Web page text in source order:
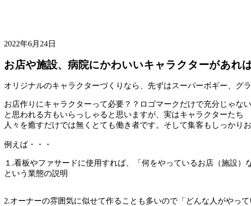
2022年6月24日
お店や施設、病院にかわいいキャラクターがあれ
オリジナルのキャラクターづくりなら、先ずはスーパーボギー、グ
お店作りにキャラクターって必要？？ロゴマークだけで充分じゃな
と思われる方もいらっしゃると思いますが、実はキャラクターたち
人々を癒すだけでは無くとても働き者です。そして集客もしっかり
例えば・・・
１.看板やファサードに使用すれば、「何をやっているお店（施設）
という業態の説明
2.オーナーの雰囲気に似せて作ることも多いので「どんな人がやって